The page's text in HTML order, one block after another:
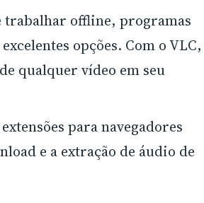
trabalhar offline, programas
opções. Com o VLC,
qualquer vídeo em seu
para navegadores
e a extração de áudio de